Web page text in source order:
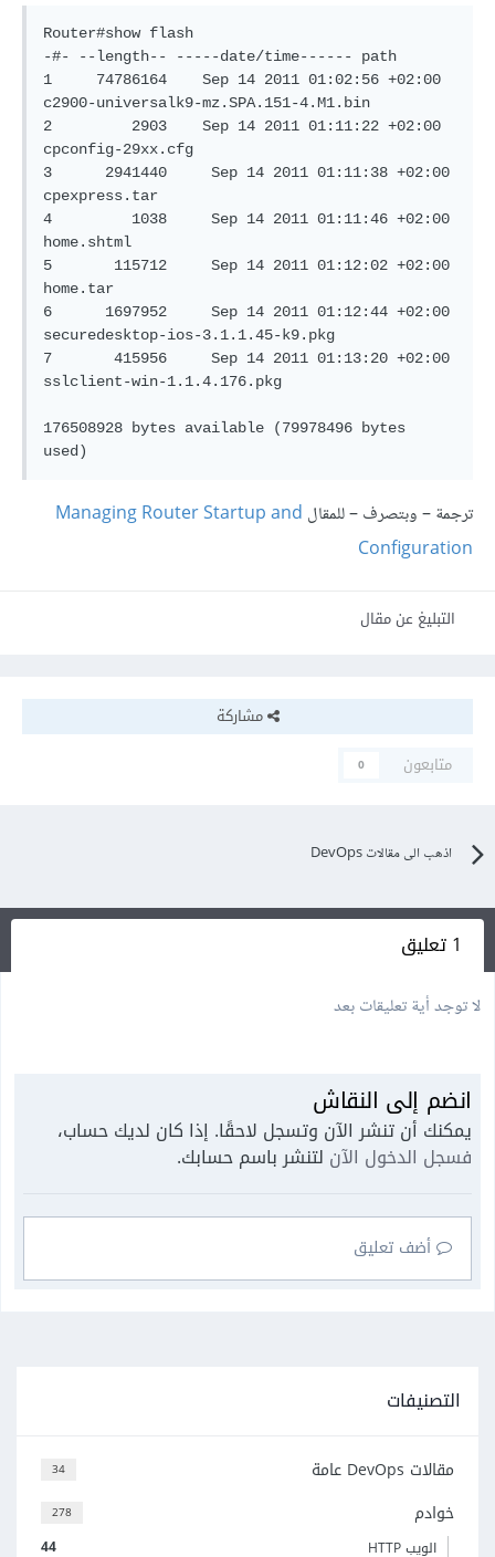
Router#show flash
-#- --length-- -----date/time------ path
1     74786164    Sep 14 2011 01:02:56 +02:00
c2900-universalk9-mz.SPA.151-4.M1.bin
2         2903    Sep 14 2011 01:11:22 +02:00
cpconfig-29xx.cfg
3      2941440     Sep 14 2011 01:11:38 +02:00
cpexpress.tar
4         1038     Sep 14 2011 01:11:46 +02:00
home.shtml
5       115712     Sep 14 2011 01:12:02 +02:00
home.tar
6      1697952     Sep 14 2011 01:12:44 +02:00
securedesktop-ios-3.1.1.45-k9.pkg
7       415956     Sep 14 2011 01:13:20 +02:00
sslclient-win-1.1.4.176.pkg
176508928 bytes available (79978496 bytes
ترجمة – وبتصرف – للمقال Managing Router Startup and
Configuration
التبليغ عن مقال
مشاركة
متابعون
0
اذهب الى مقالات DevOps
1 تعليق
لا توجد أية تعليقات بعد
انضم إلى النقاش
يمكنك أن تنشر الآن وتسجل لاحقًا. إذا كان لديك حساب،
فسجل الدخول الآن لتنشر باسم حسابك.
أضف تعليق
التصنيفات
34 مقالات DevOps عامة
278 خوادم
44 الويب HTTP